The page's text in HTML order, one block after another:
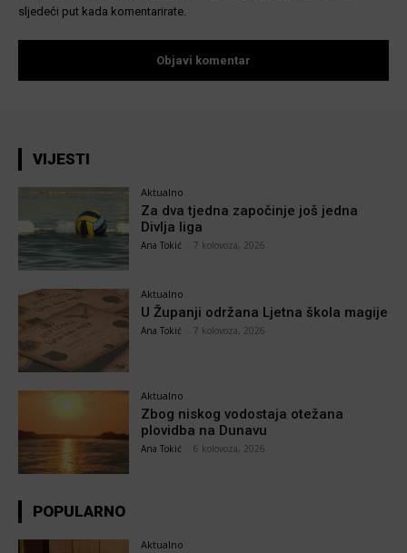
sljedeći put kada komentarirate.
VIJESTI
Aktualno
Za dva tjedna započinje još jedna
Divlja liga
Ana Tokić 7 kolovoza, 2026
Aktualno
U Županji održana Ljetna škola magije
Ana Tokić 7 kolovoza, 2026
Aktualno
Zbog niskog vodostaja otežana
plovidba na Dunavu
Ana Tokić 6 kolovoza, 2026
POPULARNO
Aktualno